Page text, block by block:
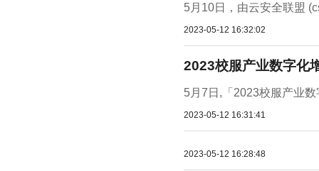
5月10日，由云安全联盟
2023-05-12 16:32:02
2023校服产业数字化
5月7日,「2023校服产业
2023-05-12 16:31:41
2023-05-12 16:28:48